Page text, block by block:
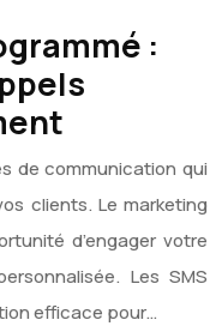
:
de communication qui
clients. Le marketing
d’engager votre
Les SMS
efficace pour…